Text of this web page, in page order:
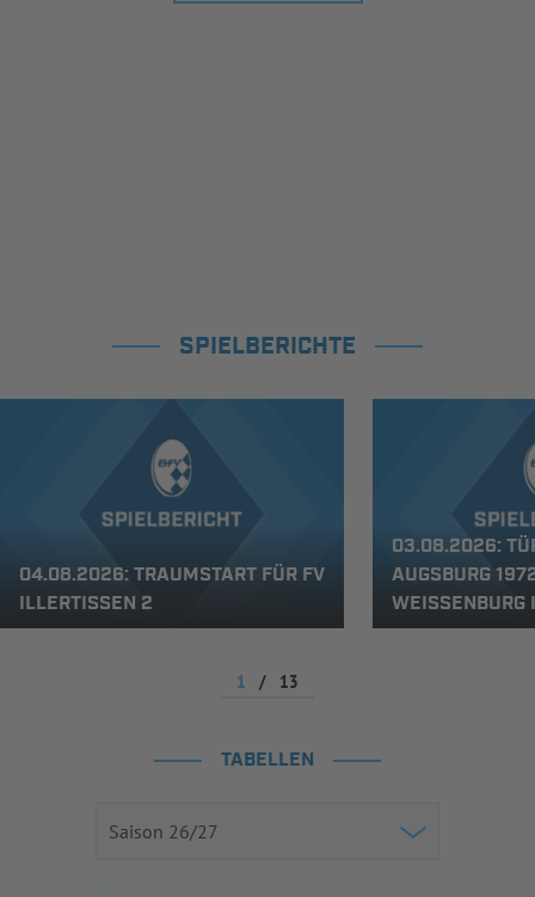
SPIELBERICHTE
04.08.2026: TRAUMSTART FÜR FV
ILLERTISSEN 2
03.08.2026:
AUGSBURG
WEISSENBURG
1 / 13
TABELLEN